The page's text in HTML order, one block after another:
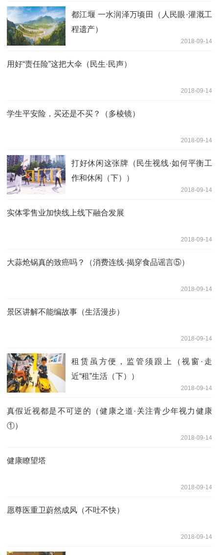
都江堰 一水润泽万顷田（人民眼·灌溉工
程遗产）
2018-09-14
用好“责任险”这把大伞（民生·民声）
2018-09-14
学生平安险，买还是不买？（多棱镜）
2018-09-14
打好休闲这张牌（民生视线·如何平衡工
作和休闲（下））
2018-09-14
实体零售业加快线上线下融合发展
2018-09-14
大蒜炝锅真的致癌吗？（消费连线·揭穿食品谣言⑤）
2018-09-14
景区讲解不能编故事（生活漫步）
2018-09-14
租赁虽方便，监管须跟上（视窗·走
近“租”生活（下））
2018-09-14
真假近视都是不可逆的（健康之道·关注青少年视力健康
①）
2018-09-14
健康瞭望塔
2018-09-14
愿尊医重卫蔚然成风（不吐不快）
2018-09-14